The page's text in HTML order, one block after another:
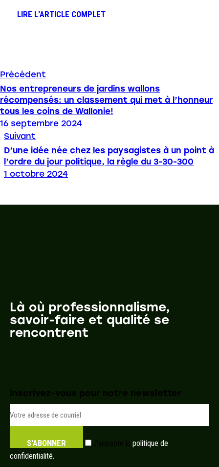
LIRE L'ARTICLE COMPLET
Précédent
Nos entrepreneurs de jardins wallons
récompensés: un classement qui met à l’honneur
tous les coins de Wallonie!
16 septembre 2024
Suivant
D’une idée née chez les paysagistes à un point à
l’ordre du jour politique, la règle du 3-30-300
1 octobre 2024
Là où professionnalisme,
savoir-faire et qualité se
rencontrent
Inscrivez-vous pour notre newsletter
S'ABONNER J'accepte la politique de
confidentialité.